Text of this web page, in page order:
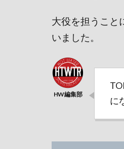
大役を担うこと
いました。
に